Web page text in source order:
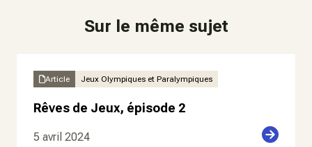
Sur le même sujet
Article Jeux Olympiques et Paralympiques
Rêves de Jeux, épisode 2
5 avril 2024